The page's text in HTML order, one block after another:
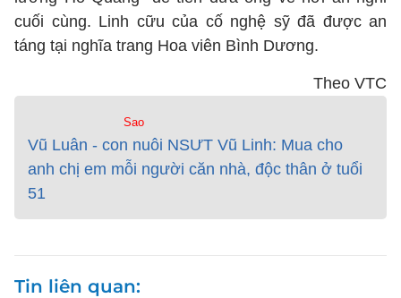
cuối cùng. Linh cữu của cố nghệ sỹ đã được an
táng tại nghĩa trang Hoa viên Bình Dương.
Theo VTC
Sao
Vũ Luân - con nuôi NSƯT Vũ Linh: Mua cho
anh chị em mỗi người căn nhà, độc thân ở tuổi
51
Tin liên quan